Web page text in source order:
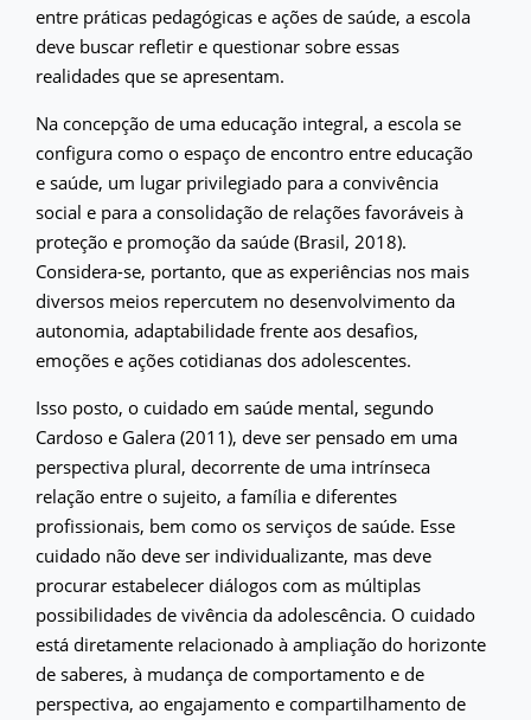
entre práticas pedagógicas e ações de saúde, a escola
deve buscar refletir e questionar sobre essas
realidades que se apresentam.
Na concepção de uma educação integral, a escola se
configura como o espaço de encontro entre educação
e saúde, um lugar privilegiado para a convivência
social e para a consolidação de relações favoráveis à
proteção e promoção da saúde (Brasil, 2018).
Considera-se, portanto, que as experiências nos mais
diversos meios repercutem no desenvolvimento da
autonomia, adaptabilidade frente aos desafios,
emoções e ações cotidianas dos adolescentes.
Isso posto, o cuidado em saúde mental, segundo
Cardoso e Galera (2011), deve ser pensado em uma
perspectiva plural, decorrente de uma intrínseca
relação entre o sujeito, a família e diferentes
profissionais, bem como os serviços de saúde. Esse
cuidado não deve ser individualizante, mas deve
procurar estabelecer diálogos com as múltiplas
possibilidades de vivência da adolescência. O cuidado
está diretamente relacionado à ampliação do horizonte
de saberes, à mudança de comportamento e de
perspectiva, ao engajamento e compartilhamento de